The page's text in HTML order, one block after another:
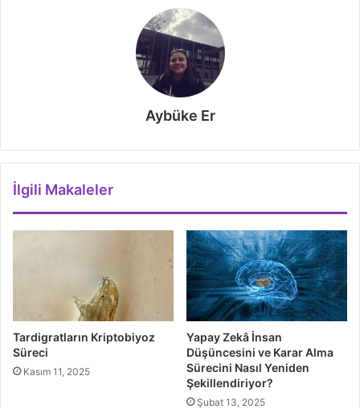
Aybüke Er
İlgili Makaleler
Tardigratların Kriptobiyoz
Süreci
Kasım 11, 2025
Yapay Zekâ İnsan
Düşüncesini ve Karar Alma
Sürecini Nasıl Yeniden
Şekillendiriyor?
Şubat 13, 2025